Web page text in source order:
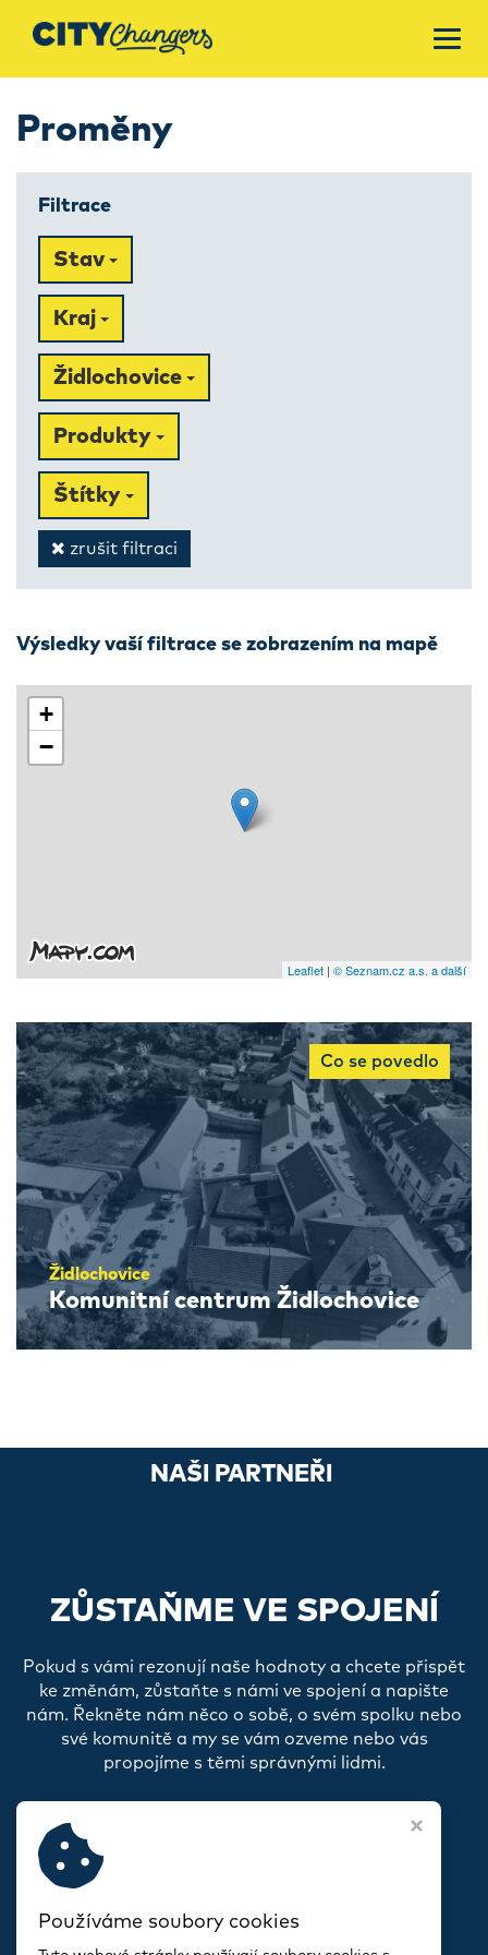
Proměny
Filtrace
Stav
Kraj
Židlochovice
Produkty
Štítky
zrušit filtraci
Výsledky vaší filtrace se zobrazením na mapě
+
−
Leaflet | © Seznam.cz a.s. a další
Co se povedlo
Židlochovice
Komunitní centrum Židlochovice
NAŠI PARTNEŘI
ZŮSTAŇME VE SPOJENÍ
Pokud s vámi rezonují naše hodnoty a chcete přispět
ke změnám, zůstaňte s námi ve spojení a napište
nám. Řekněte nám něco o sobě, o svém spolku nebo
své komunitě a my se vám ozveme nebo vás
propojíme s těmi správnými lidmi.
Používáme soubory cookies